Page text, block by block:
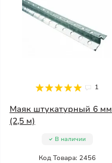
1
Маяк штукатурный 6 мм
(2,5 м)
В наличии
Код Товара: 2456